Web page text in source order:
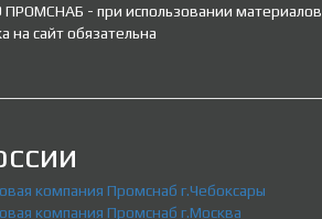
ПРОМСНАБ - при использовании материалов
на сайт обязательна
компания Промснаб г.Чебоксары
компания Промснаб г.Москва